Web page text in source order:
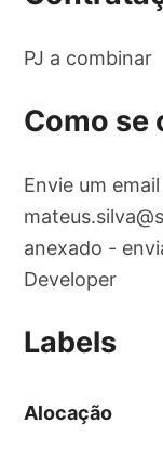
PJ a combinar
Como se
Envie um
anexado -
Developer
Labels
Alocação